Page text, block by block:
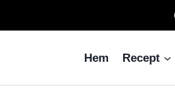
Hem
Recept